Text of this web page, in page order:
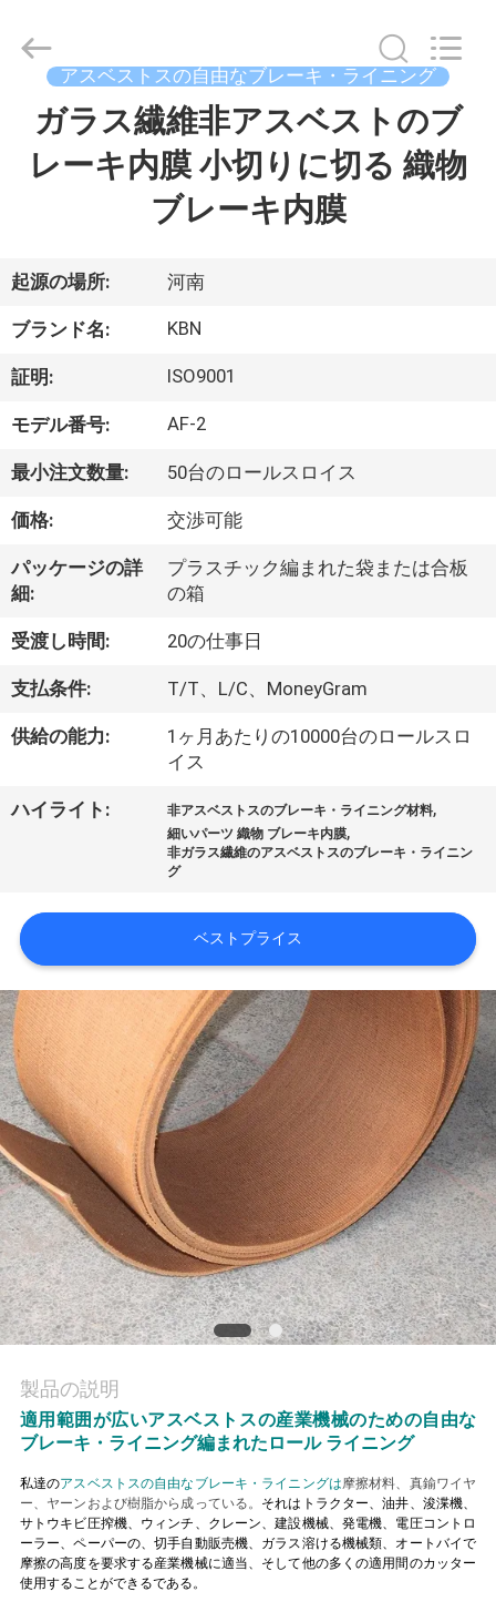
ダ
ク
ト
私
に
つ
い
て
工
場
品
質
管
理
私
達
に
連
絡
し
な
さ
い
2018
Kebona
Industry
アスベストスの自由なブレーキ・ライニング
ガラス繊維非アスベストのブ
レーキ内膜 小切りに切る 織物
ブレーキ内膜
起源の場所: 河南
ブランド名: KBN
証明: ISO9001
モデル番号: AF-2
最小注文数量: 50台のロールスロイス
価格: 交渉可能
パッケージの詳
細:
プラスチック編まれた袋または合板
の箱
受渡し時間: 20の仕事日
支払条件: T/T、L/C、MoneyGram
供給の能力:
1ヶ月あたりの10000台のロールスロ
イス
ハイライト: 非アスベストスのブレーキ・ライニング材料,
細いパーツ 織物 ブレーキ内膜,
非ガラス繊維のアスベストスのブレーキ・ライニン
グ
ベストプライス
製品の説明
適用範囲が広いアスベストスの産業機械のための自由な
ブレーキ・ライニング編まれたロール ライニング
私達のアスベストスの自由なブレーキ・ライニングは摩擦材料、真鍮ワイヤ
ー、ヤーンおよび樹脂から成っている。 それはトラクター、油井、浚渫機、
サトウキビ圧搾機、ウィンチ、クレーン、建設機械、発電機、電圧コントロ
ーラー、ペーパーの、切手自動販売機、ガラス溶ける機械類、オートバイで
摩擦の高度を要求する産業機械に適当、そして他の多くの適用間のカッター
使用することができるである。